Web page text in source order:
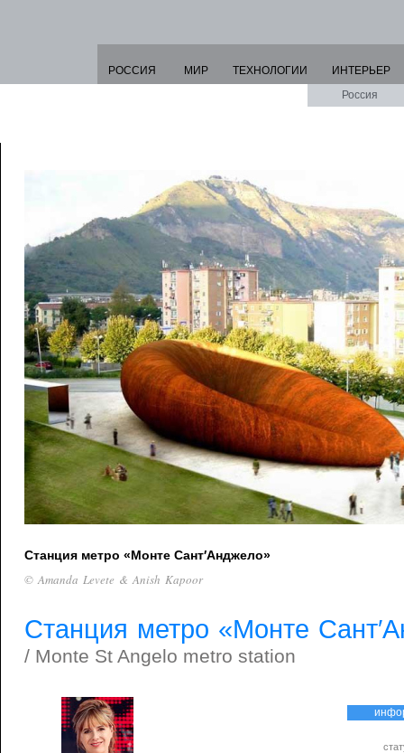
РОССИЯ МИР ТЕХНОЛОГИИ
ИНТЕРЬЕР
Россия
Станция метро «Монте Сант′Анджело»
© Amanda Levete & Anish Kapoor
Станция метро «Монте
/ Monte St Angelo metro station